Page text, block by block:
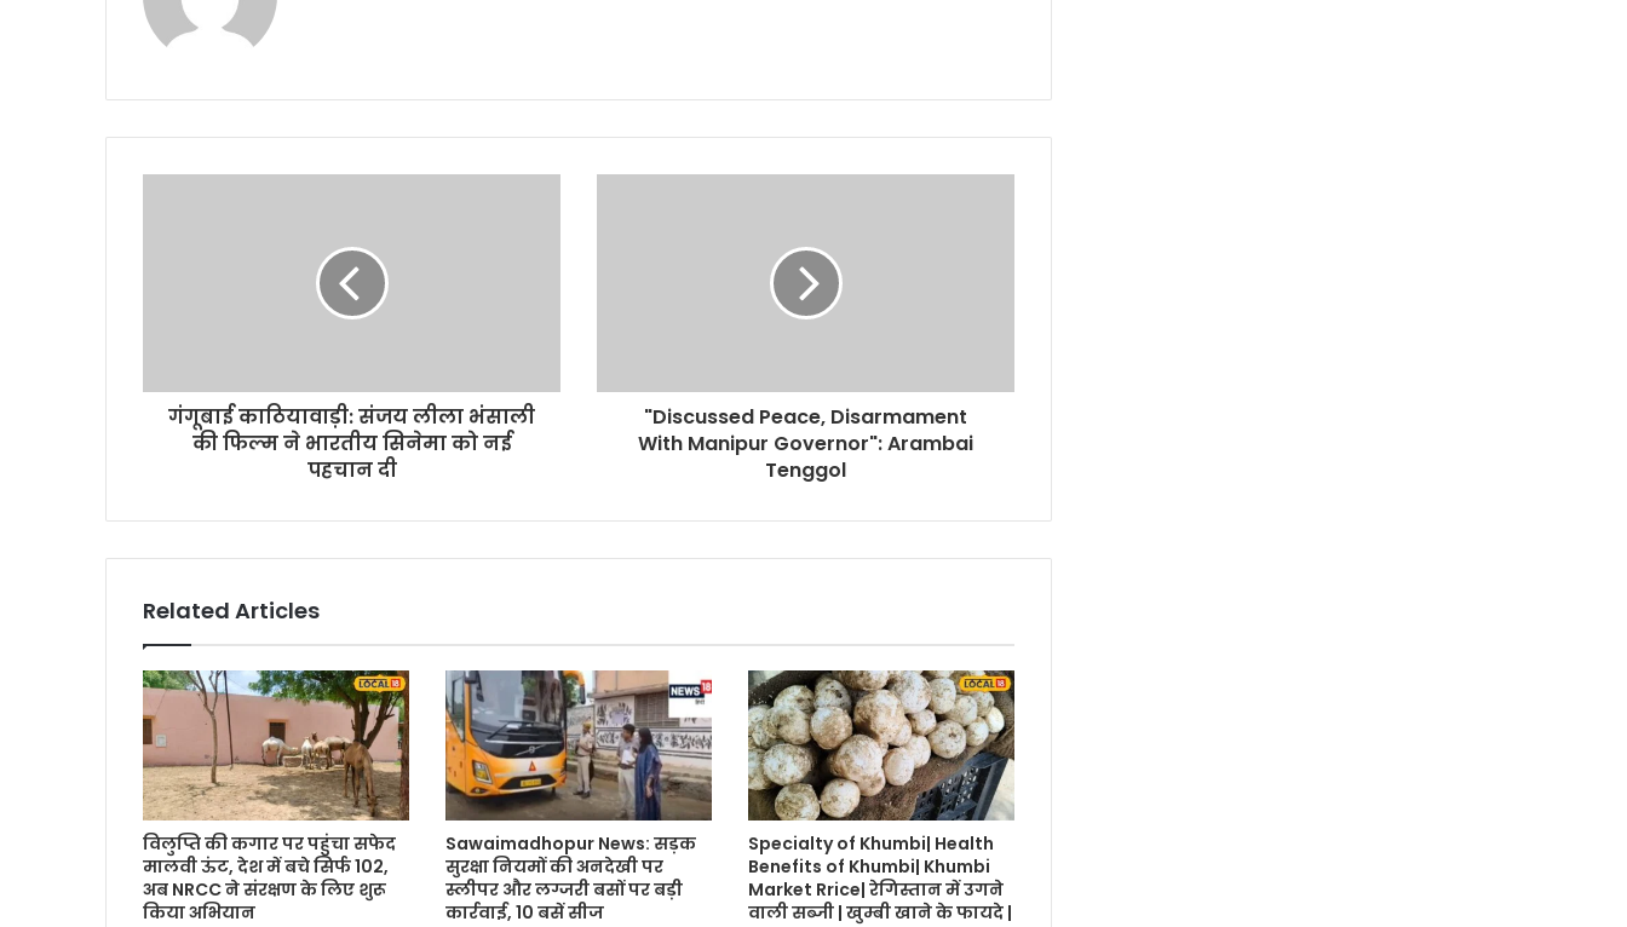
गंगूबाई काठियावाड़ी: संजय लीला भंसाली
की फिल्म ने भारतीय सिनेमा को नई
पहचान दी
"Discussed Peace, Disarmament
With Manipur Governor": Arambai
Tenggol
Related Articles
विलुप्ति की कगार पर पहुंचा सफेद
मालवी ऊंट, देश में बचे सिर्फ 102,
अब NRCC ने संरक्षण के लिए शुरू
किया अभियान
Sawaimadhopur News: सड़क
सुरक्षा नियमों की अनदेखी पर
स्लीपर और लग्जरी बसों पर बड़ी
कार्रवाई, 10 बसें सीज
Specialty of Khumbi| Health
Benefits of Khumbi| Khumbi
Market Rrice| रेगिस्तान में उगने
वाली सब्जी | खुम्बी खाने के फायदे |